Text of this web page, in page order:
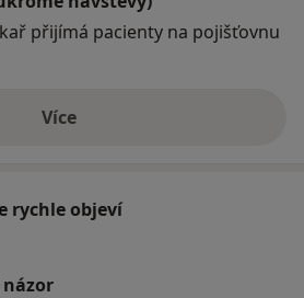
přijímá pacienty na pojišťovnu
Víceo adrese
rychle objeví